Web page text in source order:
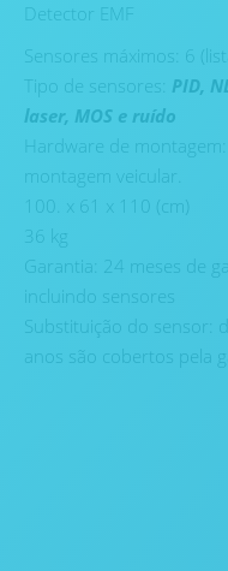
Detector EMF
Sensores máximos: 6
Tipo de sensores: PID,
laser, MOS e ruído
Hardware de
montagem veicular.
100. x 61 x 110 (cm)
36 kg
Garantia: 24 meses de
incluindo sensores
Substituição do sensor:
anos são cobertos pela